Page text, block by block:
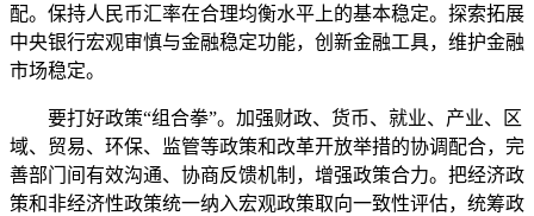
配。保持人民币汇率在合理均衡水平上的基本稳定。探索拓展
中央银行宏观审慎与金融稳定功能，创新金融工具，维护金融
市场稳定。
要打好政策“组合拳”。加强财政、货币、就业、产业、区
域、贸易、环保、监管等政策和改革开放举措的协调配合，完
善部门间有效沟通、协商反馈机制，增强政策合力。把经济政
策和非经济性政策统一纳入宏观政策取向一致性评估，统筹政